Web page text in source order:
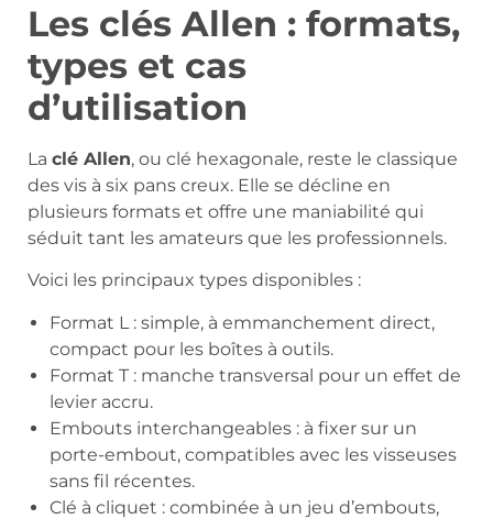
Les clés Allen : formats,
types et cas
d’utilisation
La clé Allen, ou clé hexagonale, reste le classique
des vis à six pans creux. Elle se décline en
plusieurs formats et offre une maniabilité qui
séduit tant les amateurs que les professionnels.
Voici les principaux types disponibles :
Format L : simple, à emmanchement direct,
compact pour les boîtes à outils.
Format T : manche transversal pour un effet de
levier accru.
Embouts interchangeables : à fixer sur un
porte-embout, compatibles avec les visseuses
sans fil récentes.
Clé à cliquet : combinée à un jeu d’embouts,